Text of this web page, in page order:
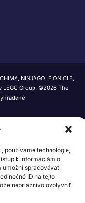
používame technológie,
k informáciám o
umožní spracovávať
ID na tejto
nepriaznivo ovplyvniť
NINJAGO, BIONICLE,
LEGO Group. ©2026 The